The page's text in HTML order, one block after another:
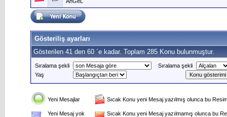
Gösteriliş ayarları
Gösterilen 41 den 60 ´e kadar. Toplam 285 Konu bulunmuştur.
Sıralama şekli
Sıralama şekli
Yaş
Yeni Mesajlar Sıcak Konu yeni Mesaj yazılmış olunca bu
Yeni Mesaj yok
Sıcak Konu yeni Mesaj yazılmamış olunca bu